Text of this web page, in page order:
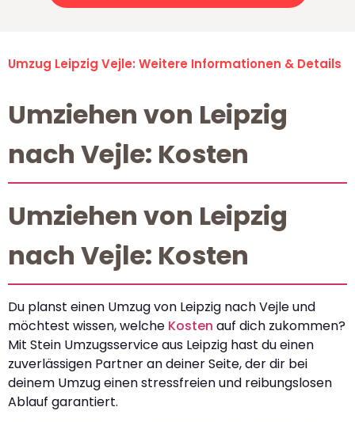
Umzug Leipzig Vejle: Weitere Informationen & Details
Umziehen von Leipzig
nach Vejle: Kosten
Umziehen von Leipzig
nach Vejle: Kosten
Du planst einen Umzug von Leipzig nach Vejle und
möchtest wissen, welche Kosten auf dich zukommen?
Mit Stein Umzugsservice aus Leipzig hast du einen
zuverlässigen Partner an deiner Seite, der dir bei
deinem Umzug einen stressfreien und reibungslosen
Ablauf garantiert.